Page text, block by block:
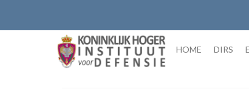
content
HOME DIRS